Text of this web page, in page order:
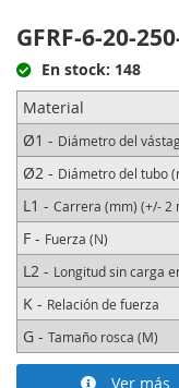
GFRF-6-20-
En stock: 148
Material
Ø1 - Diámetro del
Ø2 - Diámetro del tubo
L1 - Carrera (mm) (+/- 2
F - Fuerza (N)
L2 - Longitud sin carga
K - Relación de fuerza
G - Tamaño rosca (M)
Ver más